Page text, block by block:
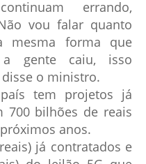
errando,
vou falar quanto
mesma forma que
a gente caiu, isso
o ministro.
tem projetos já
700 bilhões de reais
anos.
já contratados e